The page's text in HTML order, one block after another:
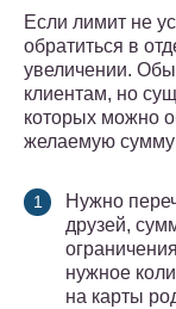
Если лимит не
обратиться в
увеличении.
клиентам, но
которых можно
желаемую
Нужно
друзей,
нужное
на карты